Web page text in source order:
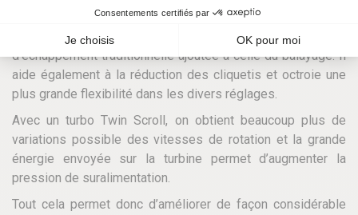
Il faut aussi dire que le turbo Twin Scroll est utile pour
améliorer la vidange des cylindrespar la phase
d’échappement traditionnelle ajoutée à celle du balayage. Il
aide également à la réduction des cliquetis et octroie une
plus grande flexibilité dans les divers réglages.
Avec un turbo Twin Scroll, on obtient beaucoup plus de
variations possible des vitesses de rotation et la grande
énergie envoyée sur la turbine permet d’augmenter la
pression de suralimentation.
Tout cela permet donc d’améliorer de façon considérable